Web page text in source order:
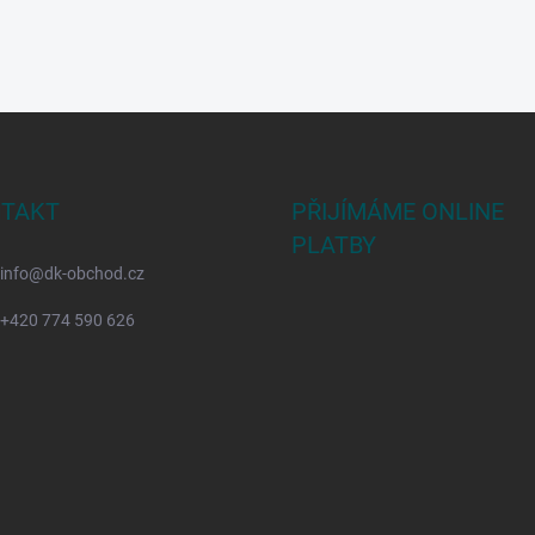
info@dk-obchod.cz
+420 774 590 626
PŘIJÍMÁME ONLINE
PLATBY